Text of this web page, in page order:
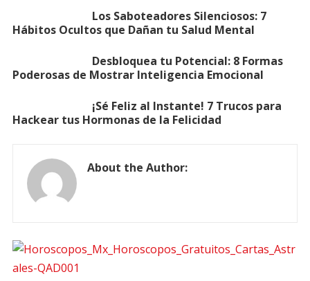
Los Saboteadores Silenciosos: 7
Hábitos Ocultos que Dañan tu Salud Mental
Desbloquea tu Potencial: 8 Formas
Poderosas de Mostrar Inteligencia Emocional
¡Sé Feliz al Instante! 7 Trucos para
Hackear tus Hormonas de la Felicidad
About the Author: